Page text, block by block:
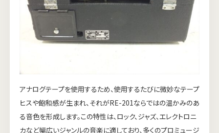
アナログテープを使用するため、使用するたびに微妙なテープ
ヒスや飽和感が生まれ、それがRE-201ならではの温かみのあ
る音色を形成します。この特性は、ロック、ジャズ、エレクトロニ
カなど幅広いジャンルの音楽に適しており、多くのプロミュージ